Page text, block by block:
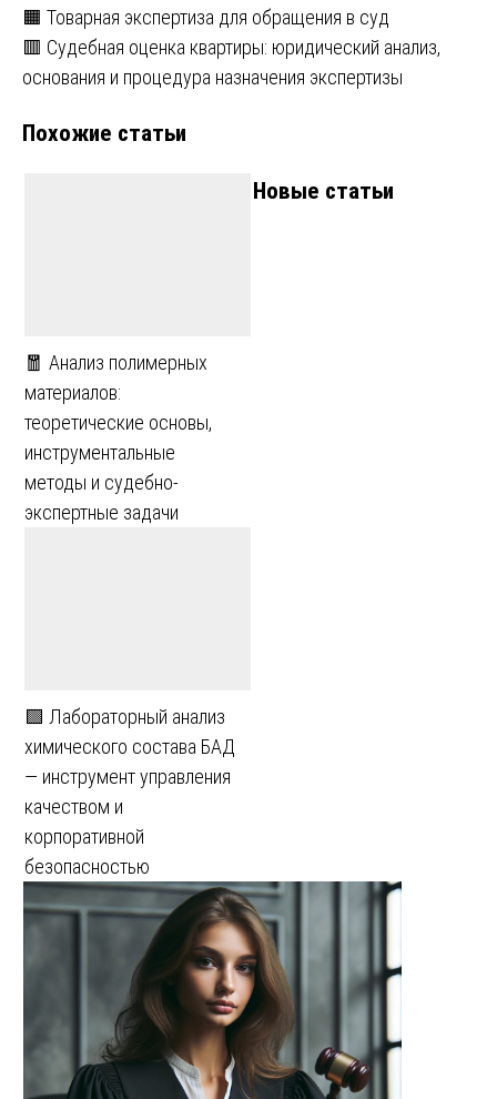
Навигация
по
🟧 Товарная экспертиза для обращения в суд
🟥 Судебная оценка квартиры: юридический анализ,
основания и процедура назначения экспертизы
Похожие статьи
🧧 Анализ полимерных
материалов:
теоретические основы,
инструментальные
методы и судебно-
экспертные задачи
🟩 Лабораторный анализ
химического состава БАД
— инструмент управления
качеством и
корпоративной
безопасностью
Новые статьи